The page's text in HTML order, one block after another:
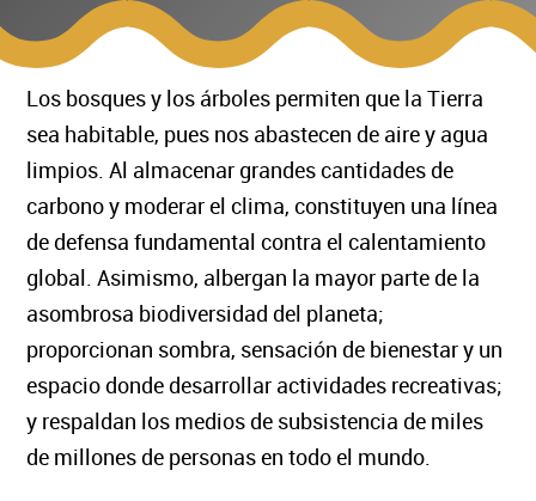
Los bosques y los árboles permiten que la Tierra
sea habitable, pues nos abastecen de aire y agua
limpios. Al almacenar grandes cantidades de
carbono y moderar el clima, constituyen una línea
de defensa fundamental contra el calentamiento
global. Asimismo, albergan la mayor parte de la
asombrosa biodiversidad del planeta;
proporcionan sombra, sensación de bienestar y un
espacio donde desarrollar actividades recreativas;
y respaldan los medios de subsistencia de miles
de millones de personas en todo el mundo.